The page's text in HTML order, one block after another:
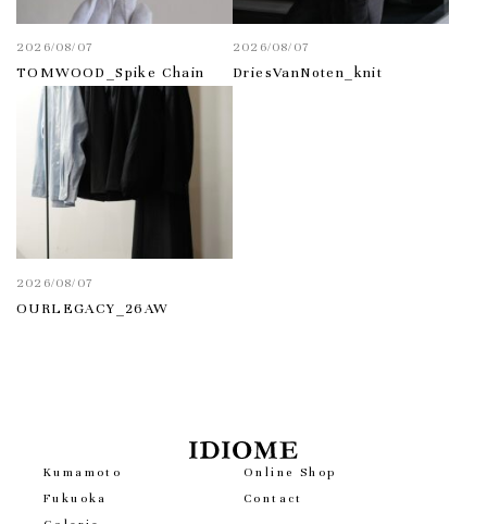
2026/08/07
TOMWOOD_Spike Chain
2026/08/07
DriesVanNoten_knit
2026/08/07
OURLEGACY_26AW
Kumamoto
Fukuoka
Online Shop
Contact